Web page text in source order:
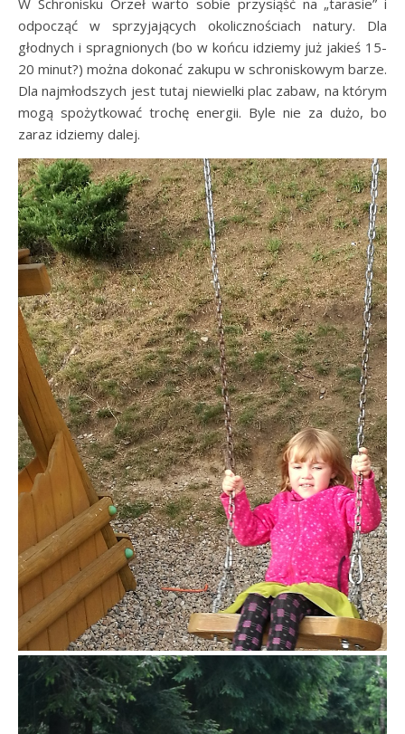
W Schronisku Orzeł warto sobie przysiąść na „tarasie” i
odpocząć w sprzyjających okolicznościach natury. Dla
głodnych i spragnionych (bo w końcu idziemy już jakieś 15-
20 minut?) można dokonać zakupu w schroniskowym barze.
Dla najmłodszych jest tutaj niewielki plac zabaw, na którym
mogą spożytkować trochę energii. Byle nie za dużo, bo
zaraz idziemy dalej.